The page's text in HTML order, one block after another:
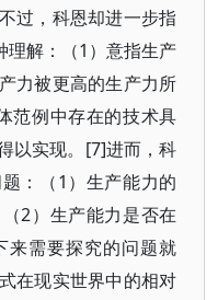
过，科恩却进一步指
理解：（1）意指生产
力被更高的生产力所
范例中存在的技术具
以实现。[7]进而，科
：（1）生产能力的
2）生产能力是否在
来需要探究的问题就
在现实世界中的相对